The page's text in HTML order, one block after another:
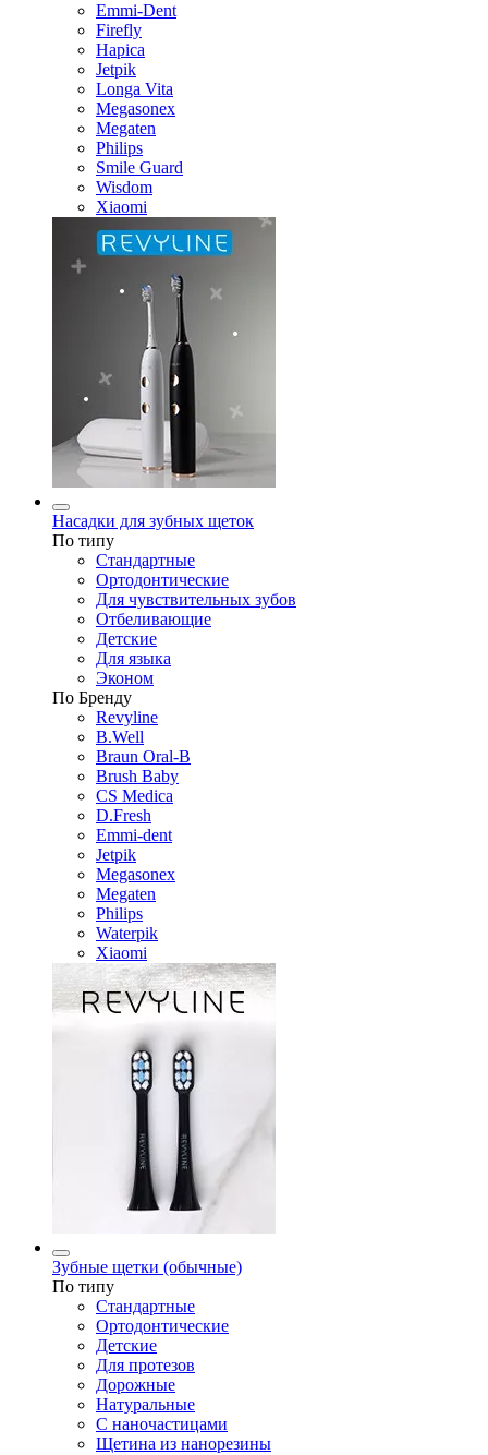
Emmi-Dent
Firefly
Hapica
Jetpik
Longa Vita
Megasonex
Megaten
Philips
Smile Guard
Wisdom
Xiaomi
Насадки для зубных щеток
По типу
Стандартные
Ортодонтические
Для чувствительных зубов
Отбеливающие
Детские
Для языка
Эконом
По Бренду
Revyline
B.Well
Braun Oral-B
Brush Baby
CS Medica
D.Fresh
Emmi-dent
Jetpik
Megasonex
Megaten
Philips
Waterpik
Xiaomi
Зубные щетки (обычные)
По типу
Стандартные
Ортодонтические
Детские
Для протезов
Дорожные
Натуральные
С наночастицами
Щетина из нанорезины